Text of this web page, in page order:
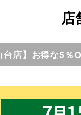
店
台店】お得な5％